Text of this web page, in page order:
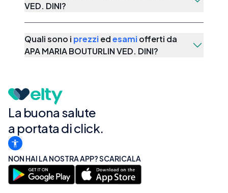
VED. DINI?
Quali sono i prezziedesamiofferti da
APA MARIA BOUTURLIN VED. DINI?
La buona salute
a portata di click.
NON HAI LA NOSTRA APP? SCARICALA